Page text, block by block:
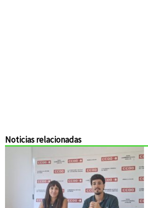
Noticias relacionadas